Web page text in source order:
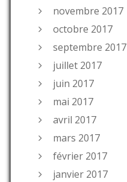
novembre 2017
octobre 2017
septembre 2017
juillet 2017
juin 2017
mai 2017
avril 2017
mars 2017
février 2017
janvier 2017